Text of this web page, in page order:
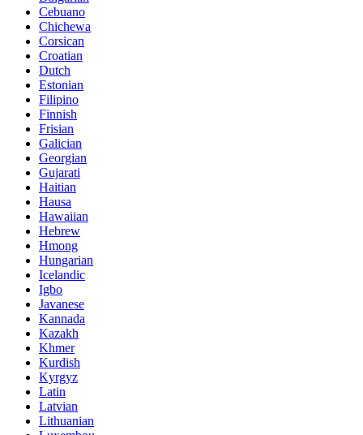
Cebuano
Chichewa
Corsican
Croatian
Dutch
Estonian
Filipino
Finnish
Frisian
Galician
Georgian
Gujarati
Haitian
Hausa
Hawaiian
Hebrew
Hmong
Hungarian
Icelandic
Igbo
Javanese
Kannada
Kazakh
Khmer
Kurdish
Kyrgyz
Latin
Latvian
Lithuanian